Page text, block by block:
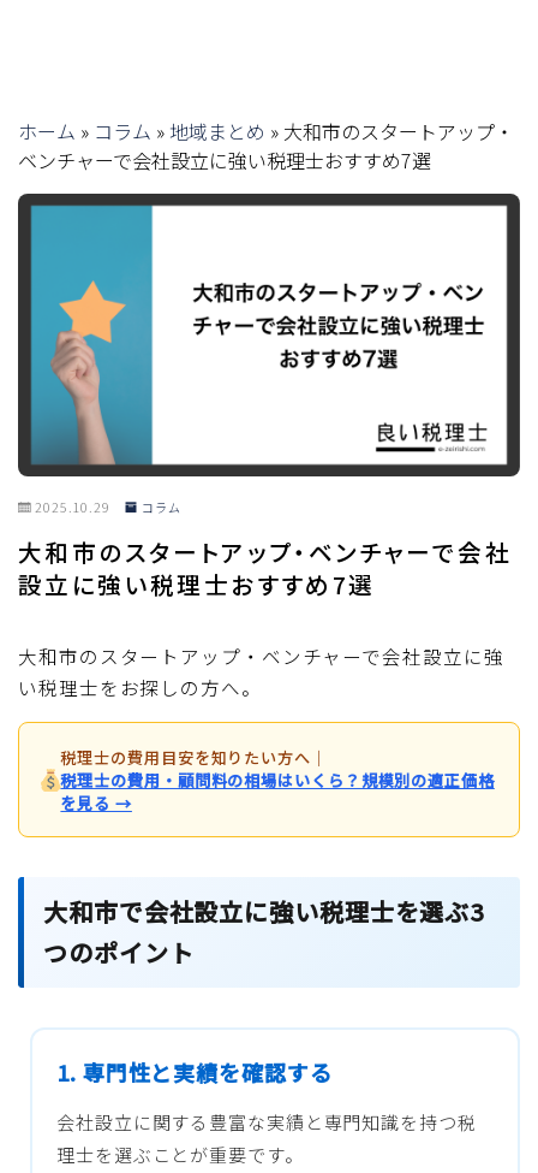
ホーム » コラム » 地域まとめ » 大和市のスタートアップ・
ベンチャーで会社設立に強い税理士おすすめ7選
2025.10.29 コラム
大和市のスタートアップ・ベンチャーで会社
設立に強い税理士おすすめ7選
大和市のスタートアップ・ベンチャーで会社設立に強
い税理士をお探しの方へ。
税理士の費用目安を知りたい方へ ｜
税理士の費用・顧問料の相場はいくら？規模別の適正価格
を見る →
大和市で会社設立に強い税理士を選ぶ3
つのポイント
1. 専門性と実績を確認する
会社設立に関する豊富な実績と専門知識を持つ税
理士を選ぶことが重要です。